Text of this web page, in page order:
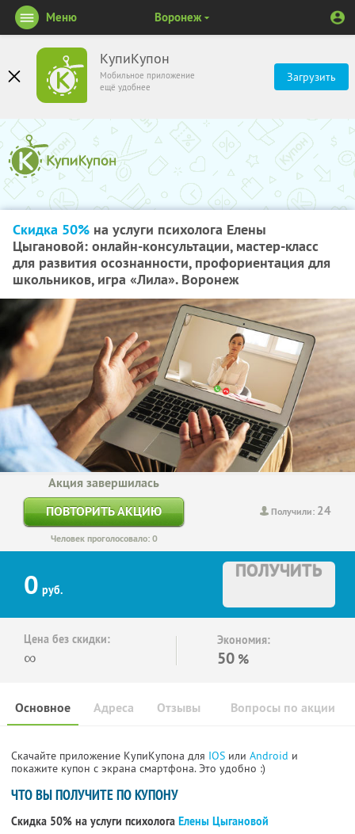
КупиКупон
Мобильное приложение
ещё удобнее
Загрузить
Меню Воронеж
Скидка 50% на услуги психолога Елены
Цыгановой: онлайн-консультации, мастер-класс
для развития осознанности, профориентация для
школьников, игра «Лила». Воронеж
Получили: 24
Акция завершилась
ПОВТОРИТЬ АКЦИЮ
Человек проголосовало: 0
0 руб.
ПОЛУЧИТЬ
Цена без скидки:
∞
Экономия:
50 %
Основное Отзывы Вопросы по акции
Адреса
Скачайте приложение КупиКупона для IOS или Android и
покажите купон с экрана смартфона. Это удобно :)
ЧТО ВЫ ПОЛУЧИТЕ ПО КУПОНУ
Скидка 50% на услуги психолога Елены Цыгановой